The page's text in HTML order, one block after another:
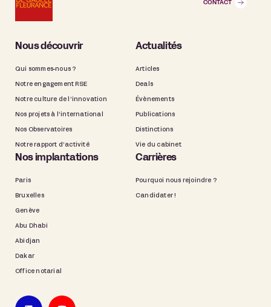
CONTACT
Nous découvrir
Qui sommes-nous ?
Notre engagement RSE
Notre culture de l’innovation
Nos projets à l’international
Nos Observatoires
Notre rapport d’activité
Actualités
Articles
Deals
Évènements
Publications
Distinctions
Vie du cabinet
Nos implantations
Paris
Bruxelles
Genève
Abu Dhabi
Abidjan
Dakar
Office notarial
Carrières
Pourquoi nous rejoindre ?
Candidater !